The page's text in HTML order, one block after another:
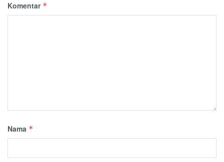
Komentar *
Nama *